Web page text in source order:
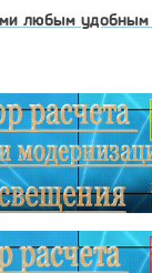
любым